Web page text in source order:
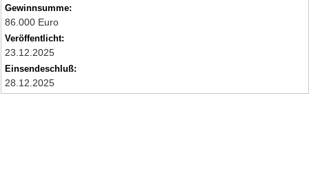
Gewinnsumme:
86.000 Euro
Veröffentlicht:
23.12.2025
Einsendeschluß:
28.12.2025